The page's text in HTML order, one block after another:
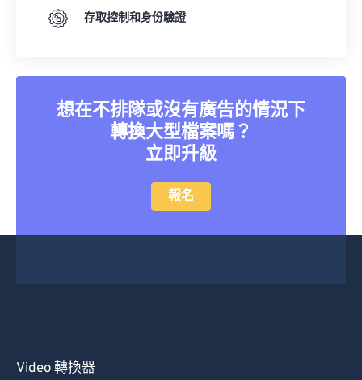
存取控制和身份驗證
想在不排隊或沒有廣告的情況下
轉換大型檔案嗎？
立即升級
報名
Video 轉換器